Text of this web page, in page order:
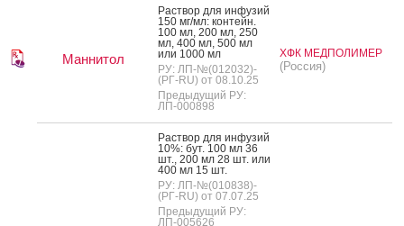
Маннитол
Рас­твор для ин­фу­зий
150 мг/мл: кон­тейн.
100 мл, 200 мл, 250
мл, 400 мл, 500 мл
или 1000 мл
РУ: ЛП-№(012032)-
(РГ-RU) от 08.10.25
Предыдущий РУ:
ЛП-000898
ХФК МЕДПОЛИМЕР
(Россия)
Рас­твор для ин­фу­зий
10%: бут. 100 мл 36
шт., 200 мл 28 шт. или
400 мл 15 шт.
РУ: ЛП-№(010838)-
(РГ-RU) от 07.07.25
Предыдущий РУ:
ЛП-005626